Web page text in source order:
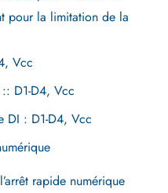
pour la limitation de la
Vcc
D1-D4, Vcc
DI : D1-D4, Vcc
rapide numérique